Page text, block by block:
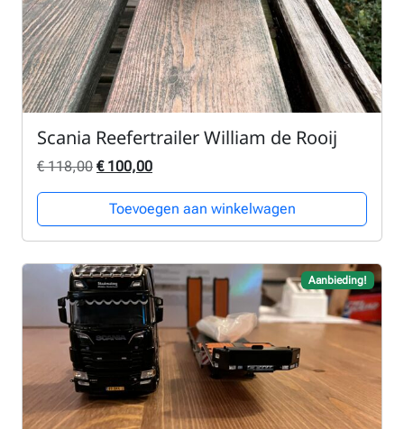
Scania Reefertrailer William de Rooij
€118,00 Oorspronkelijke prijs was: € 118,00.
€100,00Huidige prijs is: € 100,00.
Toevoegen aan winkelwagen
Aanbieding!